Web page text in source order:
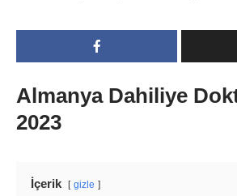
Almanya Dahiliye
2023
İçerik gizle